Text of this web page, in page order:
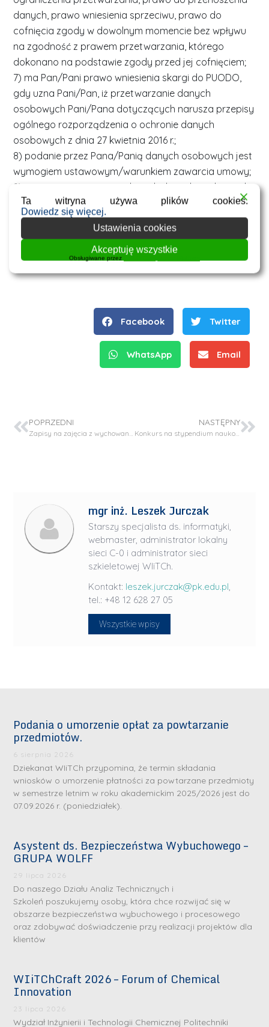
danych, prawo wniesienia sprzeciwu, prawo do
cofnięcia zgody w dowolnym momencie bez wpływu
na zgodność z prawem przetwarzania, którego
dokonano na podstawie zgody przed jej cofnięciem;
7) ma Pan/Pani prawo wniesienia skargi do PUODO,
gdy uzna Pani/Pan, iż przetwarzanie danych
osobowych Pani/Pana dotyczących narusza przepisy
ogólnego rozporządzenia o ochronie danych
osobowych z dnia 27 kwietnia 2016 r.;
8) podanie przez Pana/Panią danych osobowych jest
wymogiem ustawowym/warunkiem zawarcia umowy;
9) przy przetwarzaniu podanych danych osobowych
nie zachodzi zautomatyzowane podejmowanie
decyzji.
Facebook Twitter
WhatsApp Email
POPRZEDNI
Zapisy na zajęcia z wychowania fizycznego
NASTĘPNY
Konkurs na stypendium naukowe w projekcie SONATA-17 (NCN) – doktorant stypendysta (1)
mgr inż. Leszek Jurczak
Starszy specjalista ds. informatyki,
webmaster, administrator lokalny
sieci C-0 i administrator sieci
szkieletowej WIiTCh.
Kontakt: leszek.jurczak@pk.edu.pl,
tel.: +48 12 628 27 05
Wszystkie wpisy
Podania o umorzenie opłat za powtarzanie
przedmiotów.
6 sierpnia 2026
Dziekanat WIiTCh przypomina, że termin składania
wniosków o umorzenie płatności za powtarzane przedmioty
w semestrze letnim w roku akademickim 2025/2026 jest do
07.09.2026 r. (poniedziałek).
Asystent ds. Bezpieczeństwa Wybuchowego –
GRUPA WOLFF
29 lipca 2026
Do naszego Działu Analiz Technicznych i
Szkoleń poszukujemy osoby, która chce rozwijać się w
obszarze bezpieczeństwa wybuchowego i procesowego
oraz zdobywać doświadczenie przy realizacji projektów dla
klientów
WIiTChCraft 2026 – Forum of Chemical
Innovation
23 lipca 2026
Wydział Inżynierii i Technologii Chemicznej Politechniki
Ta witryna używa plików cookies.
Dowiedz się więcej.
Ustawienia cookies
Akceptuję wszystkie
Obsługiwane przez WPLP Compliance Platform